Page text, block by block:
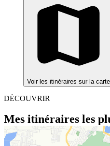
Voir les itinéraires sur la carte
DÉCOUVRIR
Mes itinéraires les